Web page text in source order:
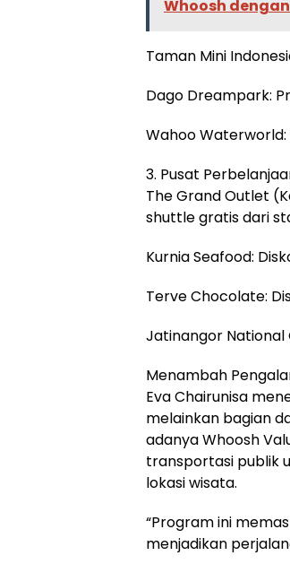
Whoosh
Taman Mini
Dago Dreampark:
Wahoo
3. Pusat
The Grand Outlet
shuttle gratis dari
Kurnia Seafood:
Terve Chocolate:
Jatinangor National
Menambah
Eva Chairunisa
melainkan bagian
adanya Whoosh
transportasi publik
lokasi wisata.
“Program ini
menjadikan